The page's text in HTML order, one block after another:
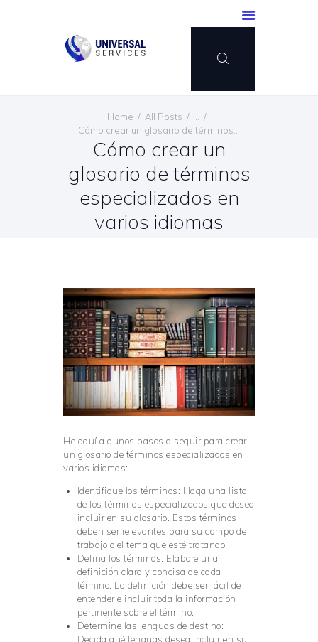
Home All Posts
Cómo crear un glosario de términos...
Cómo crear un
glosario de términos
especializados en
varios idiomas
SERVICIOS
MÉTODO DE PAGO
BLOG
CONTÁCTENOS
ESPAÑOL
He aquí algunos pasos a seguir para crear
un glosario de términos especializados en
varios idiomas:
Identifique los términos: Haga una lista
de los términos especializados que desea
incluir en su glosario. Estos términos
deben ser relevantes para su campo de
trabajo o el tema que esté tratando.
Defina los términos: Elabore una
definición clara y concisa de cada
término. La definición debe ser fácil de
entender e incluir toda la información
pertinente sobre el término.
Determine las lenguas de destino:
Decida qué lenguas desea incluir en su